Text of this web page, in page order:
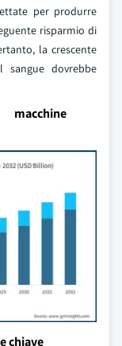
per produrre
risparmio di
la crescente
dovrebbe
chiave